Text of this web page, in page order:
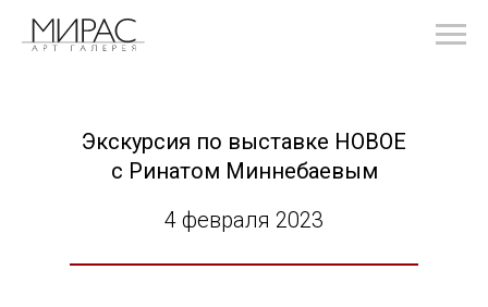
Экскурсия по выставке НОВОЕ
с Ринатом Миннебаевым
4 февраля 2023